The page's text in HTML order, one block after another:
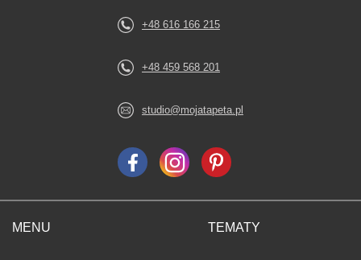
MENU TEMATY
+48 616 166 215
+48 459 568 201
studio@mojatapeta.pl